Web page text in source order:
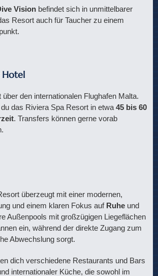
Vision befindet sich in unmittelbarer
Resort auch für Taucher zu einem
Hotel
über den internationalen Flughafen Malta.
das Riviera Spa Resort in etwa 45 bis 60
. Transfers können gerne vorab
überzeugt mit einer modernen,
und einem klaren Fokus auf Ruhe und
Außenpools mit großzügigen Liegeflächen
ein, während der direkte Zugang zum
Abwechslung sorgt.
dich verschiedene Restaurants und Bars
internationaler Küche, die sowohl im